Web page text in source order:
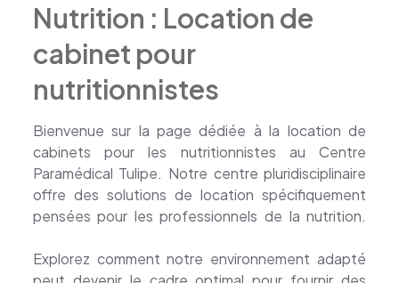
Nutrition : Location de
cabinet pour
nutritionnistes
Bienvenue sur la page dédiée à la location de
cabinets pour les nutritionnistes au Centre
Paramédical Tulipe. Notre centre pluridisciplinaire
offre des solutions de location spécifiquement
pensées pour les professionnels de la nutrition.
Explorez comment notre environnement adapté